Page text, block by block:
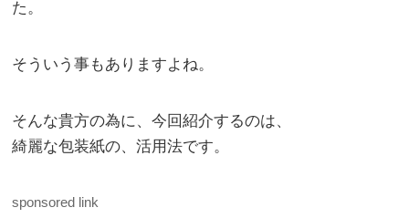
た。
そういう事もありますよね。
そんな貴方の為に、今回紹介するのは、
綺麗な包装紙の、活用法です。
sponsored link